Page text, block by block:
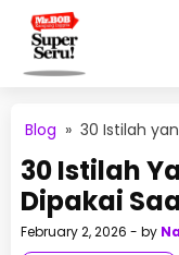
Blog » 30 Istilah
30 Istilah
Dipakai
February 2, 2026 - by